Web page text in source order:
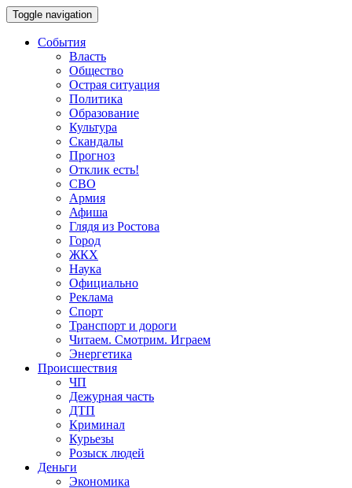
Toggle navigation
События
Власть
Общество
Острая ситуация
Политика
Образование
Культура
Скандалы
Прогноз
Отклик есть!
СВО
Армия
Афиша
Глядя из Ростова
Город
ЖКХ
Наука
Официально
Реклама
Спорт
Транспорт и дороги
Читаем. Смотрим. Играем
Энергетика
Происшествия
ЧП
Дежурная часть
ДТП
Криминал
Курьезы
Розыск людей
Деньги
Экономика